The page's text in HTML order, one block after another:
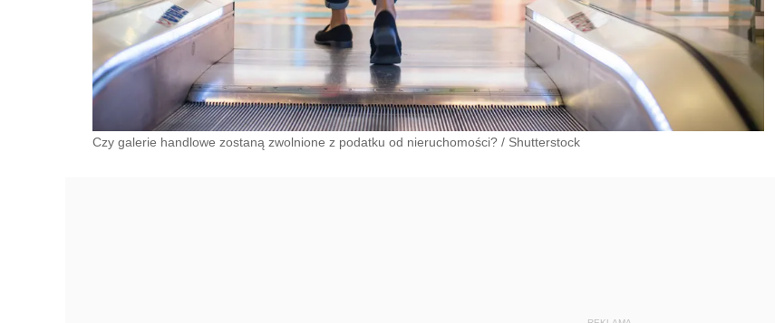
Czy galerie handlowe zostaną zwolnione z podatku od nieruchomości? / Shutterstock